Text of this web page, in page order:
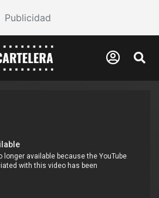
Publicidad